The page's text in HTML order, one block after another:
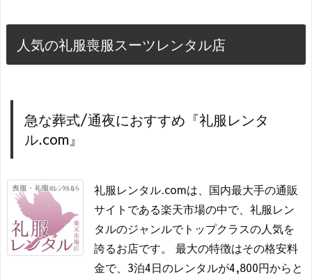
人気の礼服喪服スーツレンタル店
急な葬式/通夜におすすめ『礼服レンタ
ル.com』
礼服レンタル.comは、国内最大手の通販
サイトである楽天市場の中で、礼服レン
タルのジャンルでトップクラスの人気を
誇るお店です。 最大の特徴はその格安料
金で、3泊4日のレンタルが4,800円からと